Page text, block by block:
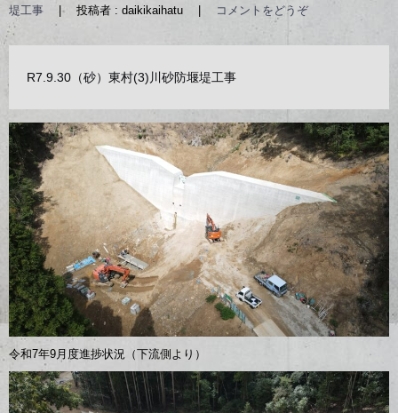
堤工事 | 投稿者 : daikikaihatu コメントをどうぞ
R7.9.30（砂）東村(3)川砂防堰堤工事
令和7年9月度進捗状況（下流側より）